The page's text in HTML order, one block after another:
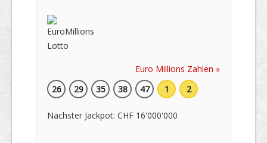
Euro Millions Zahlen »
26
29 35 38 47 1 2
Nächster Jackpot: CHF 16'000'000